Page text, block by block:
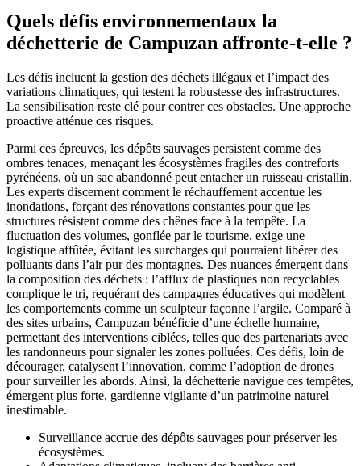
Quels défis environnementaux la
déchetterie de Campuzan affronte-t-elle ?
Les défis incluent la gestion des déchets illégaux et l’impact des
variations climatiques, qui testent la robustesse des infrastructures.
La sensibilisation reste clé pour contrer ces obstacles. Une approche
proactive atténue ces risques.
Parmi ces épreuves, les dépôts sauvages persistent comme des
ombres tenaces, menaçant les écosystèmes fragiles des contreforts
pyrénéens, où un sac abandonné peut entacher un ruisseau cristallin.
Les experts discernent comment le réchauffement accentue les
inondations, forçant des rénovations constantes pour que les
structures résistent comme des chênes face à la tempête. La
fluctuation des volumes, gonflée par le tourisme, exige une
logistique affûtée, évitant les surcharges qui pourraient libérer des
polluants dans l’air pur des montagnes. Des nuances émergent dans
la composition des déchets : l’afflux de plastiques non recyclables
complique le tri, requérant des campagnes éducatives qui modèlent
les comportements comme un sculpteur façonne l’argile. Comparé à
des sites urbains, Campuzan bénéficie d’une échelle humaine,
permettant des interventions ciblées, telles que des partenariats avec
les randonneurs pour signaler les zones polluées. Ces défis, loin de
décourager, catalysent l’innovation, comme l’adoption de drones
pour surveiller les abords. Ainsi, la déchetterie navigue ces tempêtes,
émergent plus forte, gardienne vigilante d’un patrimoine naturel
inestimable.
Surveillance accrue des dépôts sauvages pour préserver les
écosystèmes.